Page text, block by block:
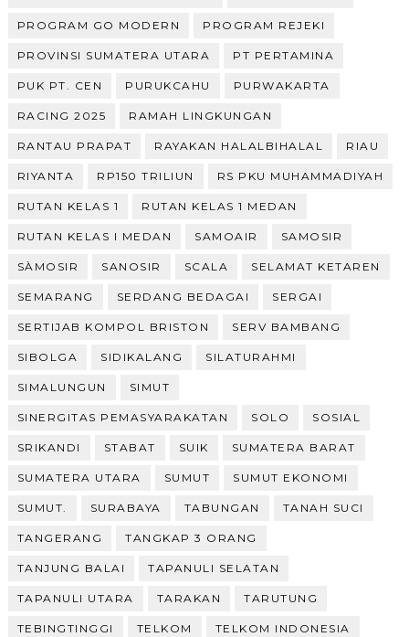
PROGRAM GO MODERN PROGRAM REJEKI
PROVINSI SUMATERA UTARA PT PERTAMINA
PUK PT. CEN PURUKCAHU PURWAKARTA
RACING 2025 RAMAH LINGKUNGAN
RANTAU PRAPAT RAYAKAN HALALBIHALAL RIAU
RIYANTA RP150 TRILIUN RS PKU MUHAMMADIYAH
RUTAN KELAS 1 RUTAN KELAS 1 MEDAN
RUTAN KELAS I MEDAN SAMOAIR SAMOSIR
SÀMOSIR SANOSIR SCALA SELAMAT KETAREN
SEMARANG SERDANG BEDAGAI SERGAI
SERTIJAB KOMPOL BRISTON SERV BAMBANG
SIBOLGA SIDIKALANG SILATURAHMI
SIMALUNGUN SIMUT
SINERGITAS PEMASYARAKATAN SOLO SOSIAL
SRIKANDI STABAT SUIK SUMATERA BARAT
SUMATERA UTARA SUMUT SUMUT EKONOMI
SUMUT. SURABAYA TABUNGAN TANAH SUCI
TANGERANG TANGKAP 3 ORANG
TANJUNG BALAI TAPANULI SELATAN
TAPANULI UTARA TARAKAN TARUTUNG
TEBINGTINGGI TELKOM TELKOM INDONESIA